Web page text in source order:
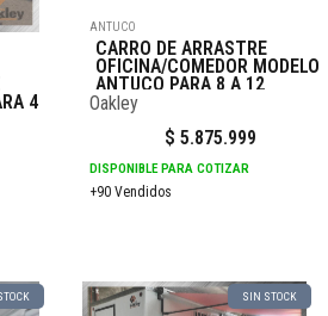
4
ANTUCO
CARRO DE ARRASTRE
OFICINA/COMEDOR MODELO
ANTUCO PARA 8 A 12
PERSONAS 4X2
Oakley
$5.875.999
DISPONIBLE PARA COTIZAR
+90 Vendidos
SIN STOCK